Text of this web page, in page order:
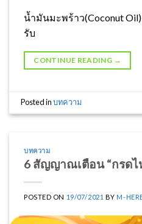
น้ำมันมะพร้าว(Coconut
รับ
CONTINUE READING →
Posted inบทความ
บทความ
6 สัญญาณเตือน “กรดไ
POSTED ON 19/07/2021 BYM-